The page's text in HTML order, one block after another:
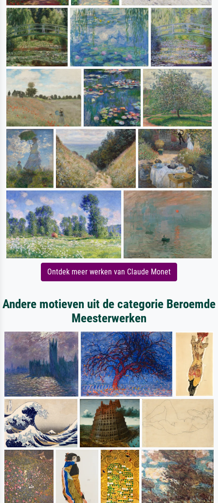
Ontdek meer werken van Claude Monet
Andere motieven uit de categorie Beroemde
Meesterwerken